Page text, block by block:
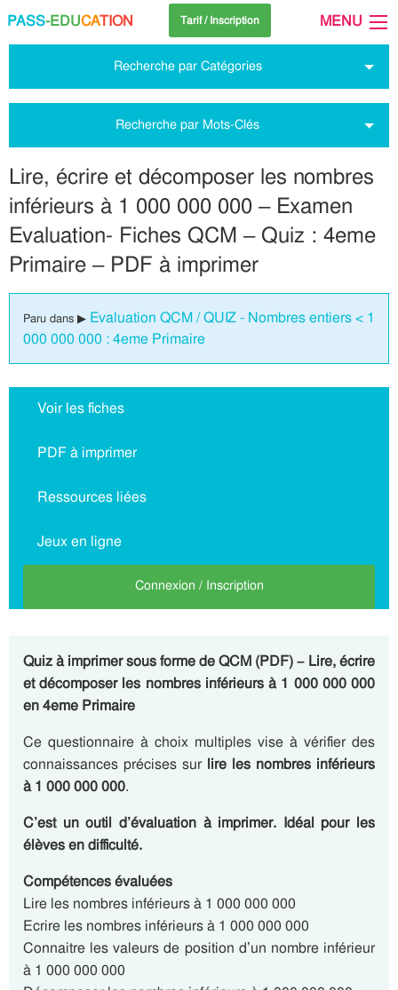
PASS-EDUCATION Tarif / Inscription MENU
Recherche par Catégories
Recherche par Mots-Clés
Lire, écrire et décomposer les nombres
inférieurs à 1 000 000 000 – Examen
Evaluation- Fiches QCM – Quiz : 4eme
Primaire – PDF à imprimer
Paru dans ▶ Evaluation QCM / QUIZ - Nombres entiers < 1
000 000 000 : 4eme Primaire
Voir les fiches
PDF à imprimer
Ressources liées
Jeux en ligne
Connexion / Inscription
Quiz à imprimer sous forme de QCM (PDF) – Lire, écrire
et décomposer les nombres inférieurs à 1 000 000 000
en 4eme Primaire
Ce questionnaire à choix multiples vise à vérifier des
connaissances précises sur lire les nombres inférieurs
à 1 000 000 000.
C’est un outil d’évaluation à imprimer. Idéal pour les
élèves en difficulté.
Compétences évaluées
Lire les nombres inférieurs à 1 000 000 000
Ecrire les nombres inférieurs à 1 000 000 000
Connaitre les valeurs de position d’un nombre inférieur
à 1 000 000 000